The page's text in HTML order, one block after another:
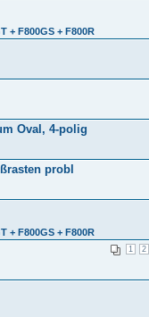
+ F800GS + F800R
Oval, 4-polig
probl
+ F800GS + F800R
1 2